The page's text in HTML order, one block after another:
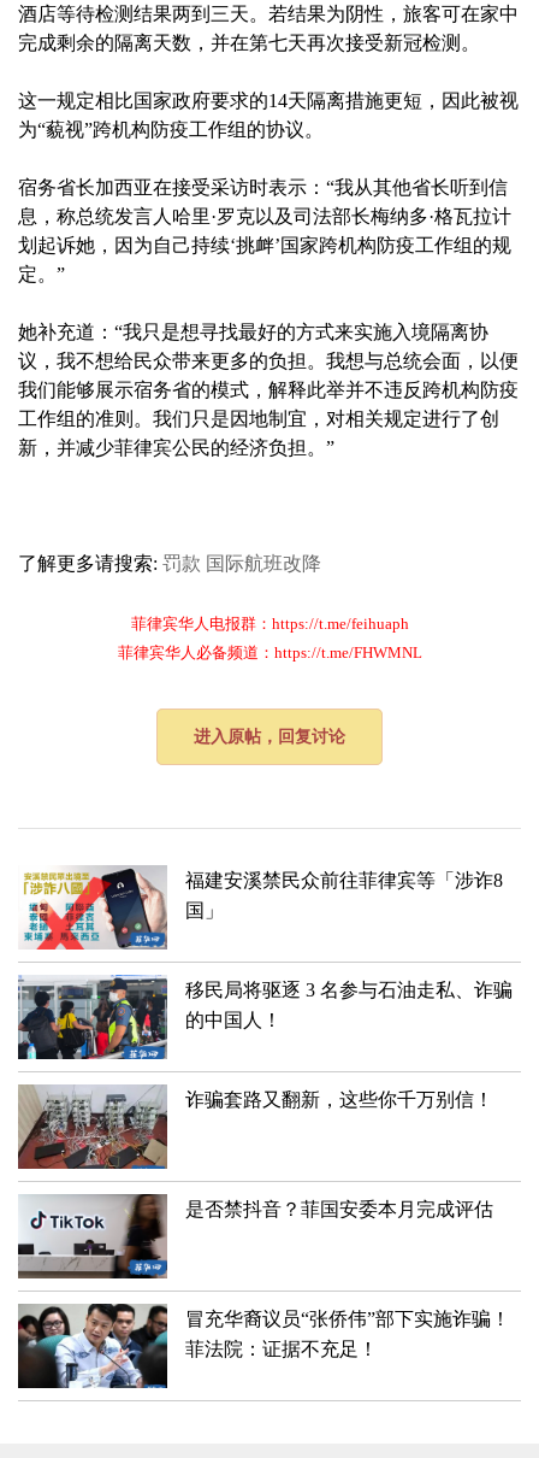
酒店等待检测结果两到三天。若结果为阴性，旅客可在家中
完成剩余的隔离天数，并在第七天再次接受新冠检测。
这一规定相比国家政府要求的14天隔离措施更短，因此被视
为“藐视”跨机构防疫工作组的协议。
宿务省长加西亚在接受采访时表示：“我从其他省长听到信
息，称总统发言人哈里·罗克以及司法部长梅纳多·格瓦拉计
划起诉她，因为自己持续‘挑衅’国家跨机构防疫工作组的规
定。”
她补充道：“我只是想寻找最好的方式来实施入境隔离协
议，我不想给民众带来更多的负担。我想与总统会面，以便
我们能够展示宿务省的模式，解释此举并不违反跨机构防疫
工作组的准则。我们只是因地制宜，对相关规定进行了创
新，并减少菲律宾公民的经济负担。”
了解更多请搜索: 罚款 国际航班改降
菲律宾华人电报群：https://t.me/feihuaph
菲律宾华人必备频道：https://t.me/FHWMNL
进入原帖，回复讨论
​福建安溪禁民众前往菲律宾等「涉诈8
国」
移民局将驱逐 3 名参与石油走私、诈骗
的中国人！
诈骗套路又翻新，这些你千万别信！
是否禁抖音？菲国安委本月完成评估
冒充华裔议员“张侨伟”部下实施诈骗！
菲法院：证据不充足！